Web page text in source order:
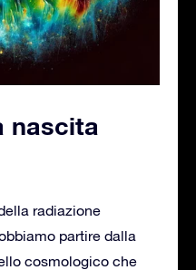
nascita
radiazione
partire dalla
cosmologico che